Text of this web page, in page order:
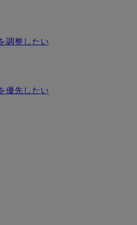
調整したい
優先したい